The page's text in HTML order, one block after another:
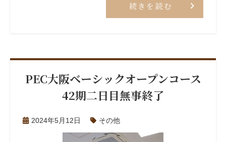
続きを読む
PEC大阪ベーシックオープンコース
42期二日目無事終了
2024年5月12日 その他